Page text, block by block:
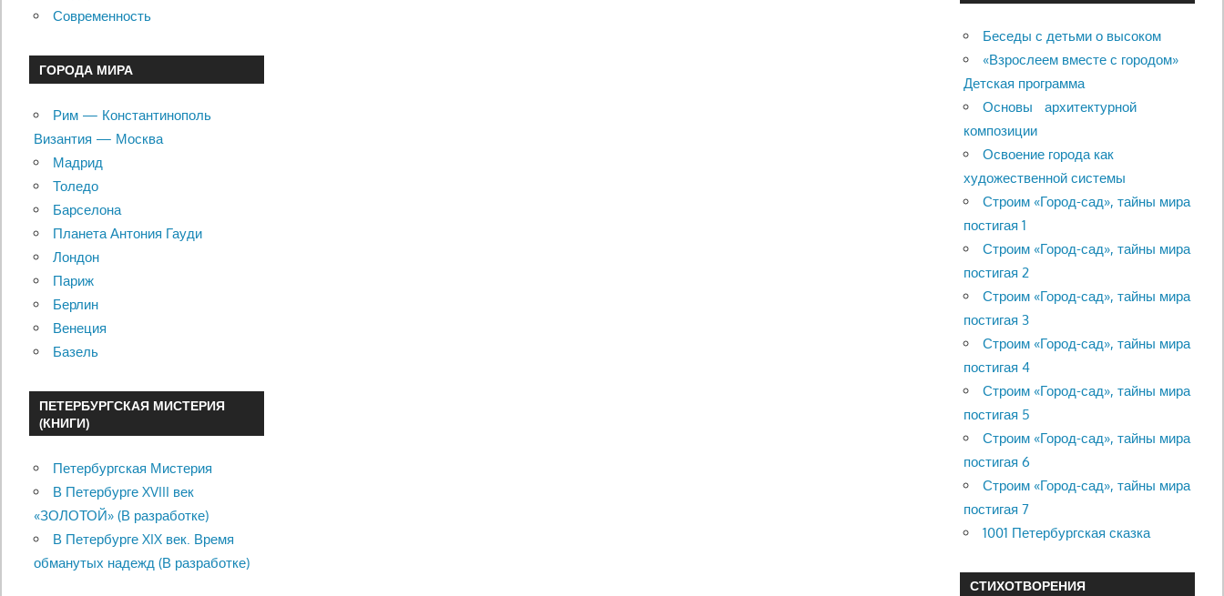
Современность
ГОРОДА МИРА
Рим — Константинополь
Византия — Москва
Мадрид
Толедо
Барселона
Планета Антония Гауди
Лондон
Париж
Берлин
Венеция
Базель
ПЕТЕРБУРГСКАЯ МИСТЕРИЯ
(КНИГИ)
Петербургская Мистерия
В Петербурге XVIII век
«ЗОЛОТОЙ» (В разработке)
В Петербурге XIX век. Время
обманутых надежд (В разработке)
Беседы с детьми о высоком
«Взрослеем вместе с городом»
Детская программа
Основы архитектурной
композиции
Освоение города как
художественной системы
Строим «Город-сад», тайны мира
постигая 1
Строим «Город-сад», тайны мира
постигая 2
Строим «Город-сад», тайны мира
постигая 3
Строим «Город-сад», тайны мира
постигая 4
Строим «Город-сад», тайны мира
постигая 5
Строим «Город-сад», тайны мира
постигая 6
Строим «Город-сад», тайны мира
постигая 7
1001 Петербургская сказка
СТИХОТВОРЕНИЯ